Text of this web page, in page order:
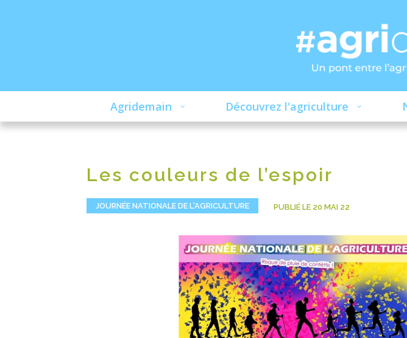
Agridemain Découvrez l'agriculture
Les couleurs de l’espoir
JOURNÉE NATIONALE DE L'AGRICULTURE PUBLIÉ LE 20 MAI 22